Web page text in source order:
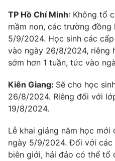
TP Hồ Chí Minh: Không tổ
mầm non, các trường
5/9/2024. Học sinh các
vào ngày 26/8/2024, riêng
sớm hơn 1 tuần, tức vào
Kiên Giang: Sẽ cho học
26/8/2024. Riêng đối với
19/8/2024.
Lễ khai giảng năm học
ngày 5/9/2024. Đối với
biên giới, hải đảo có thể tổ